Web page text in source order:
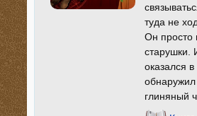
туда не
Он просто
старушки.
оказался
обнаружил
глиняный